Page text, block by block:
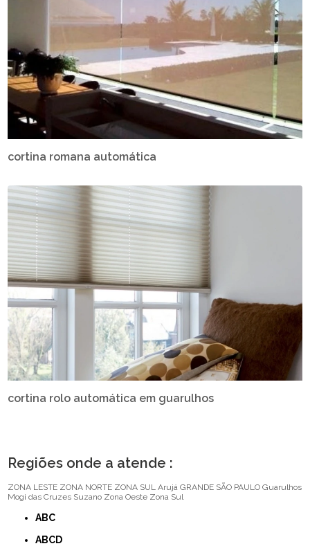
cortina romana automática
cortina rolo automática em guarulhos
Regiões onde a atende :
ZONA LESTE ZONA NORTE ZONA SUL Arujá GRANDE SÃO PAULO Guarulhos
Mogi das Cruzes Suzano Zona Oeste Zona Sul
ABC
ABCD